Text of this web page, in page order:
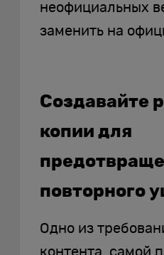
неофициальных
заменить на
Создавайте
копии для
повторного
Одно из